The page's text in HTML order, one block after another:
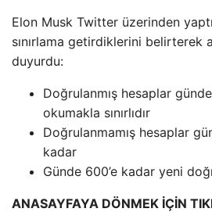
Elon Musk Twitter üzerinden
sınırlama getirdiklerini belirterek
duyurdu:
Doğrulanmış hesaplar
okumakla sınırlıdır
Doğrulanmamış hesaplar
kadar
Günde 600’e kadar yeni
ANASAYFAYA DÖNMEK İÇİN